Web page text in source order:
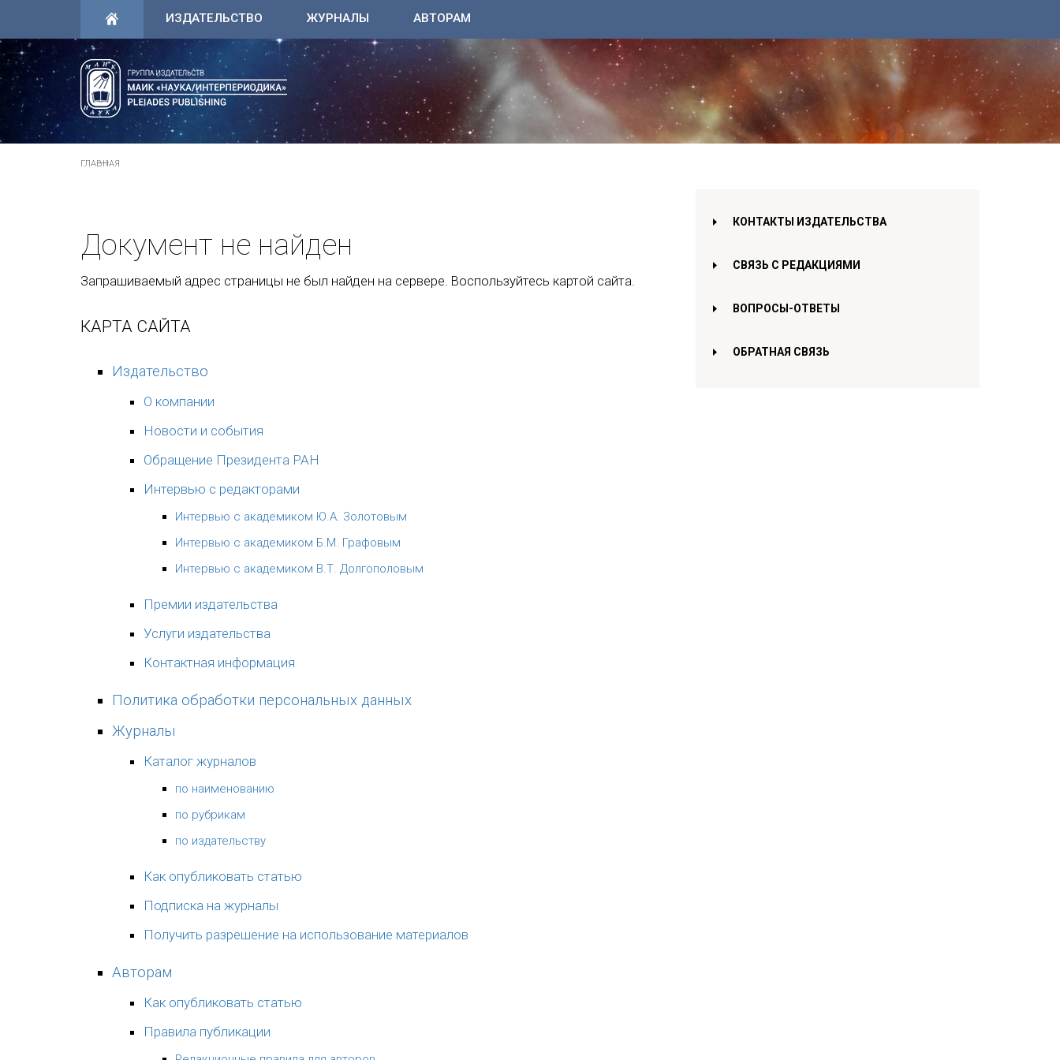
ИЗДАТЕЛЬСТВО ЖУРНАЛЫ АВТОРАМ
ГЛАВНАЯ
Документ не найден
Запрашиваемый адрес страницы не был найден на сервере. Воспользуйтесь картой сайта.
КАРТА САЙТА
Издательство
О компании
Новости и события
Обращение Президента РАН
Интервью с редакторами
Интервью с академиком Ю.А. Золотовым
Интервью с академиком Б.М. Графовым
Интервью с академиком В.Т. Долгополовым
Премии издательства
Услуги издательства
Контактная информация
Политика обработки персональных данных
Журналы
Каталог журналов
по наименованию
по рубрикам
по издательству
Как опубликовать статью
Подписка на журналы
Получить разрешение на использование материалов
Авторам
Как опубликовать статью
Правила публикации
КОНТАКТЫ ИЗДАТЕЛЬСТВА
СВЯЗЬ С РЕДАКЦИЯМИ
ВОПРОСЫ-ОТВЕТЫ
ОБРАТНАЯ СВЯЗЬ